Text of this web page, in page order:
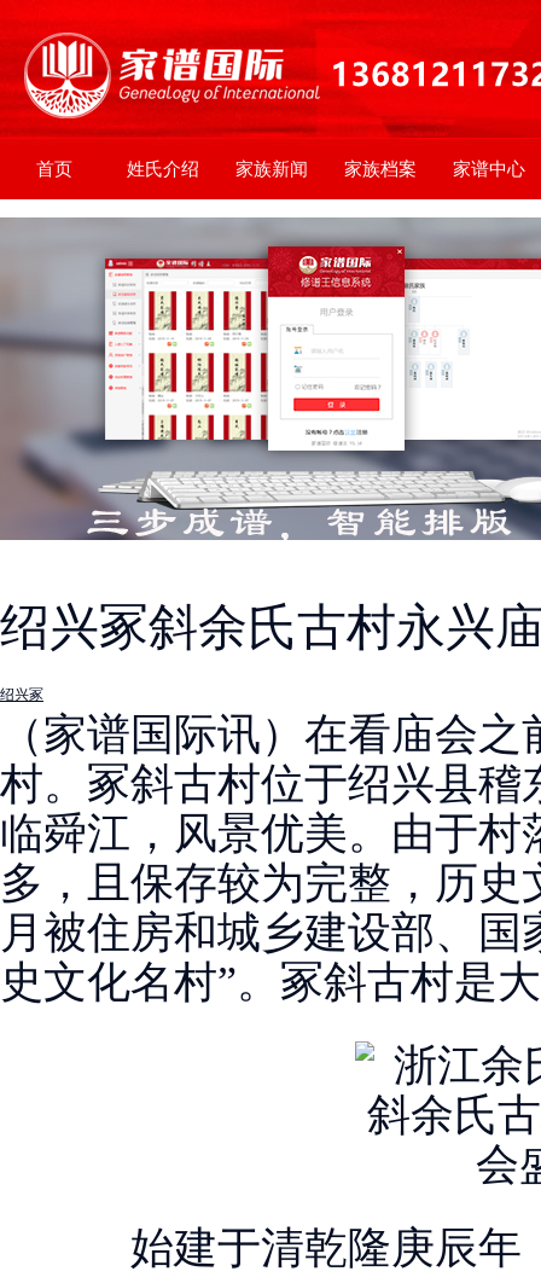
首页 姓氏介绍 家族新闻 家族档案 家谱中心
绍兴冢斜余氏古村永兴
绍兴冢
（家谱国际讯）在看庙会
村。冢斜古村位于绍兴县
临舜江，风景优美。由于
多，且保存较为完整，历史
月被住房和城乡建设部、
史文化名村”。冢斜古村是
始建于清乾隆庚辰年